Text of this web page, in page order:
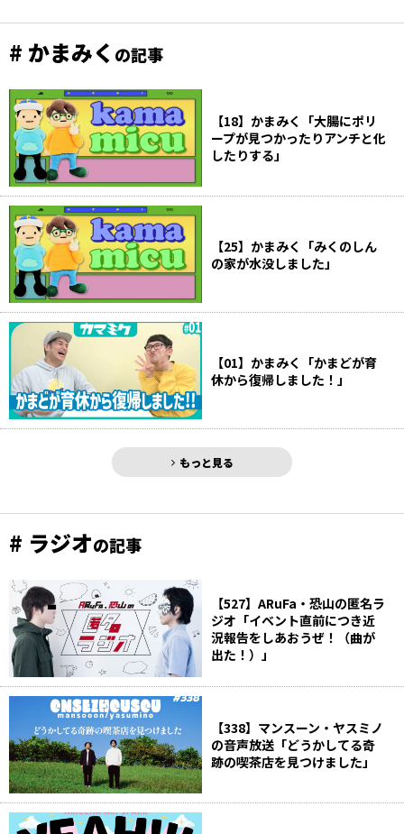
# かまみく の記事
【18】かまみく「大腸にポリ
ープが見つかったりアンチと化
したりする」
【25】かまみく「みくのしん
の家が水没しました」
【01】かまみく「かまどが育
休から復帰しました！」
もっと見る
# ラジオの記事
【527】ARuFa・恐山の匿名ラ
ジオ「イベント直前につき近
況報告をしあおうぜ！（曲が
出た！）」
【338】マンスーン・ヤスミノ
の音声放送「どうかしてる奇
跡の喫茶店を見つけました」